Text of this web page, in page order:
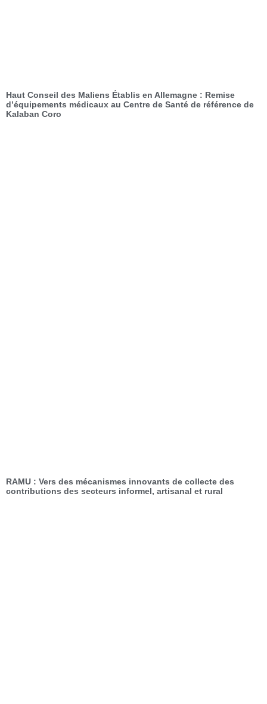
Haut Conseil des Maliens Établis en Allemagne : Remise
d’équipements médicaux au Centre de Santé de référence de
Kalaban Coro
RAMU : Vers des mécanismes innovants de collecte des
contributions des secteurs informel, artisanal et rural